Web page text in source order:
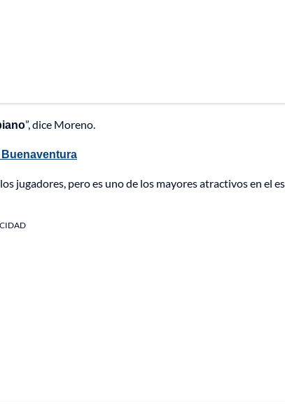
”, dice Moreno.
Buenaventura
jugadores, pero es uno de los mayores atractivos en el